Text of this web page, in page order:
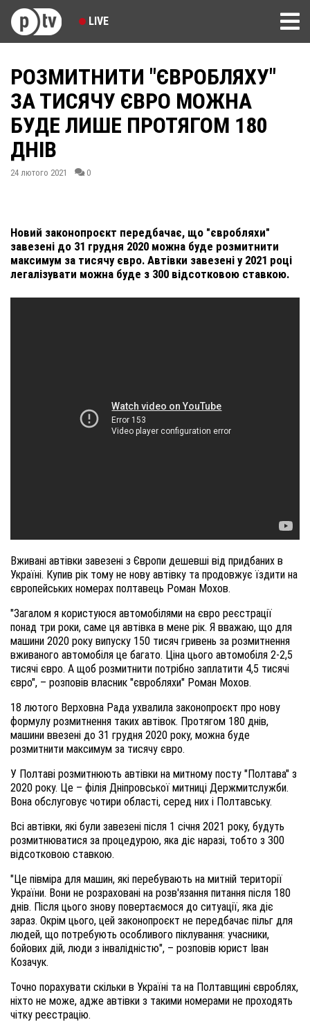
LIVE
РОЗМИТНИТИ "ЄВРОБЛЯХУ"
ЗА ТИСЯЧУ ЄВРО МОЖНА
БУДЕ ЛИШЕ ПРОТЯГОМ 180
ДНІВ
24 лютого 2021 0
Новий законопроєкт передбачає, що "євробляхи"
завезені до 31 грудня 2020 можна буде розмитнити
максимум за тисячу євро. Автівки завезені у 2021 році
легалізувати можна буде з 300 відсотковою ставкою.
Вживані автівки завезені з Європи дешевші від придбаних в
Україні. Купив рік тому не нову автівку та продовжує їздити на
європейських номерах полтавець Роман Мохов.
"Загалом я користуюся автомобілями на євро реєстрації
понад три роки, саме ця автівка в мене рік. Я вважаю, що для
машини 2020 року випуску 150 тисяч гривень за розмитнення
вживаного автомобіля це багато. Ціна цього автомобіля 2-2,5
тисячі євро. А щоб розмитнити потрібно заплатити 4,5 тисячі
євро", – розповів власник "євробляхи" Роман Мохов.
18 лютого Верховна Рада ухвалила законопроєкт про нову
формулу розмитнення таких автівок. Протягом 180 днів,
машини ввезені до 31 грудня 2020 року, можна буде
розмитнити максимум за тисячу євро.
У Полтаві розмитнюють автівки на митному посту "Полтава" з
2020 року. Це – філія Дніпровської митниці Держмитслужби.
Вона обслуговує чотири області, серед них і Полтавську.
Всі автівки, які були завезені після 1 січня 2021 року, будуть
розмитнюватися за процедурою, яка діє наразі, тобто з 300
відсотковою ставкою.
"Це півміра для машин, які перебувають на митній території
України. Вони не розраховані на розв'язання питання після 180
днів. Після цього знову повертаємося до ситуації, яка діє
зараз. Окрім цього, цей законопроєкт не передбачає пільг для
людей, що потребують особливого піклування: учасники,
бойових дій, люди з інвалідністю", – розповів юрист Іван
Козачук.
Точно порахувати скільки в Україні та на Полтавщині євроблях,
ніхто не може, адже автівки з такими номерами не проходять
чітку реєстрацію.